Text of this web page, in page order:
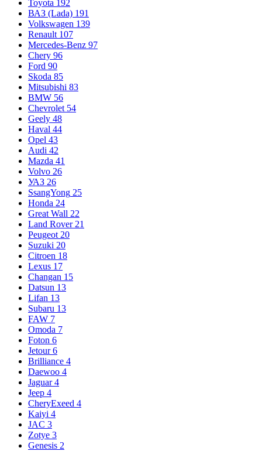
Toyota 192
ВАЗ (Lada) 191
Volkswagen 139
Renault 107
Mercedes-Benz 97
Chery 96
Ford 90
Skoda 85
Mitsubishi 83
BMW 56
Chevrolet 54
Geely 48
Haval 44
Opel 43
Audi 42
Mazda 41
Volvo 26
УАЗ 26
SsangYong 25
Honda 24
Great Wall 22
Land Rover 21
Peugeot 20
Suzuki 20
Citroen 18
Lexus 17
Changan 15
Datsun 13
Lifan 13
Subaru 13
FAW 7
Omoda 7
Foton 6
Jetour 6
Brilliance 4
Daewoo 4
Jaguar 4
Jeep 4
CheryExeed 4
Kaiyi 4
JAC 3
Zotye 3
Genesis 2